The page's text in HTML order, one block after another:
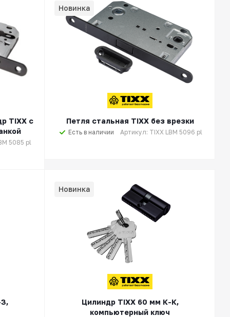
TIXX с
5085 pl
Новинка
Петля стальная TIXX без врезки
Есть в наличии Артикул: TIXX LBM 5096 pl
Новинка
Цилиндр TIXX 60 мм К-К,
компьютерный ключ